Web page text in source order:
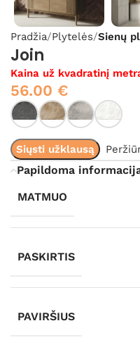
Pradžia Plytelės Sienų
Join
Kaina už kvadratinį
56.00 €
Siųsti užklausą
Papildoma
MATMUO
PASKIRTIS
PAVIRŠIUS